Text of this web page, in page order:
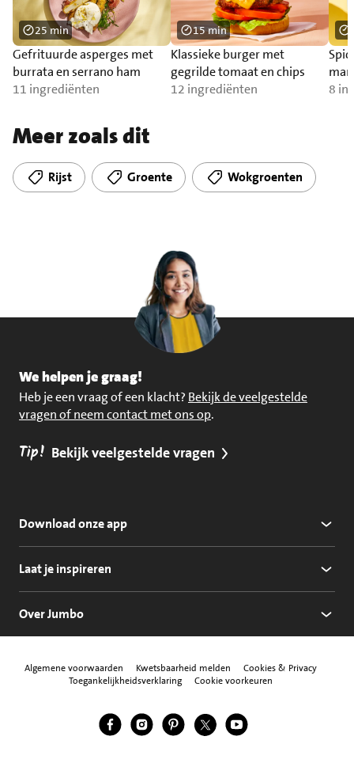
Gefrituurde asperges met
burrata en serrano ham
11 ingrediënten
25 min
Klassieke burger met
gegrilde tomaat en chips
12 ingrediënten
15 min
8
Meer zoals dit
Rijst Groente Wokgroenten
We helpen je graag!
Heb je een vraag of een klacht? Bekijk de veelgestelde
vragen of neem contact met ons op.
Tip! Bekijk veelgestelde vragen
Download onze app
Laat je inspireren
Over Jumbo
Algemene voorwaarden Kwetsbaarheid melden
Cookies & Privacy
Toegankelijkheidsverklaring
Cookie voorkeuren
Volg ons
Jumbo Facebook
Jumbo Instagram
Jumbo Pinterest
Jumbo Twitter
Jumbo YouTube